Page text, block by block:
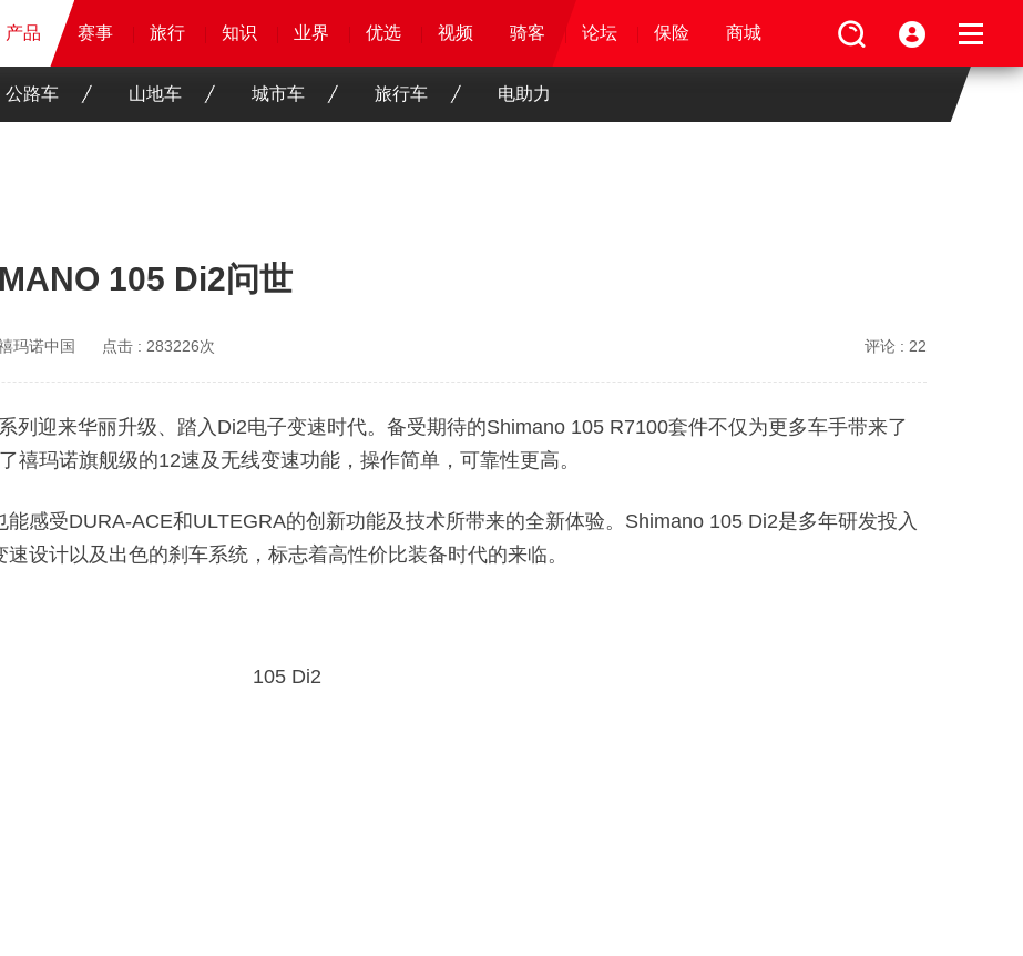
赛事 旅行 知识 业界 优选 骑客 论坛 保险 商城
产品 赛事 旅行 知识 业界 优选 骑客 视频 论坛 保险 商城
产品 赛事 旅行 知识 业界 优选 视频 骑客 论坛 保险 商城
产品 赛事 旅行 知识 业界 优选 视频 骑客 论坛 保险 商城
公路车 山地车 城市车 旅行车 电助力
105 Di2问世
玛诺中国 点击 : 283226次 评论 : 22
列迎来华丽升级、踏入Di2电子变速时代。备受期待的Shimano 105 R7100套件不仅为更多车手带来了
禧玛诺旗舰级的12速及无线变速功能，操作简单，可靠性更高。
感受DURA-ACE和ULTEGRA的创新功能及技术所带来的全新体验。Shimano 105 Di2是多年研发投入
设计以及出色的刹车系统，标志着高性价比装备时代的来临。